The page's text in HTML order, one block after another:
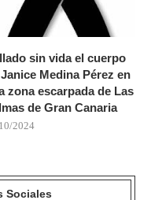
sin vida el cuerpo
Medina Pérez en
zona escarpada de Las
de Gran Canaria
2024
Sociales